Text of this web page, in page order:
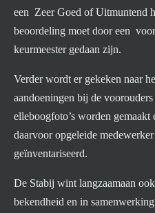
een Zeer Goed of Uitmuntend
beoordeling moet door een
keurmeester gedaan zijn.
Verder wordt er gekeken naar
aandoeningen bij de voorouders
elleboogfoto’s worden
daarvoor opgeleide
geïnventariseerd.
De Stabij wint langzaamaan
bekendheid en in